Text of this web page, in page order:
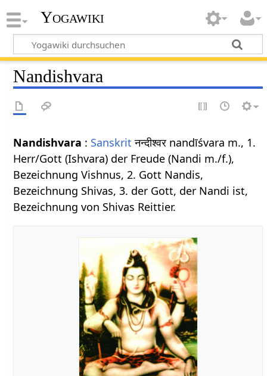
Yogawiki
Nandishvara
Nandishvara : Sanskrit नन्दीश्वर nandīśvara m., 1.
Herr/Gott (Ishvara) der Freude (Nandi m./f.),
Bezeichnung Vishnus, 2. Gott Nandis,
Bezeichnung Shivas, 3. der Gott, der Nandi ist,
Bezeichnung von Shivas Reittier.